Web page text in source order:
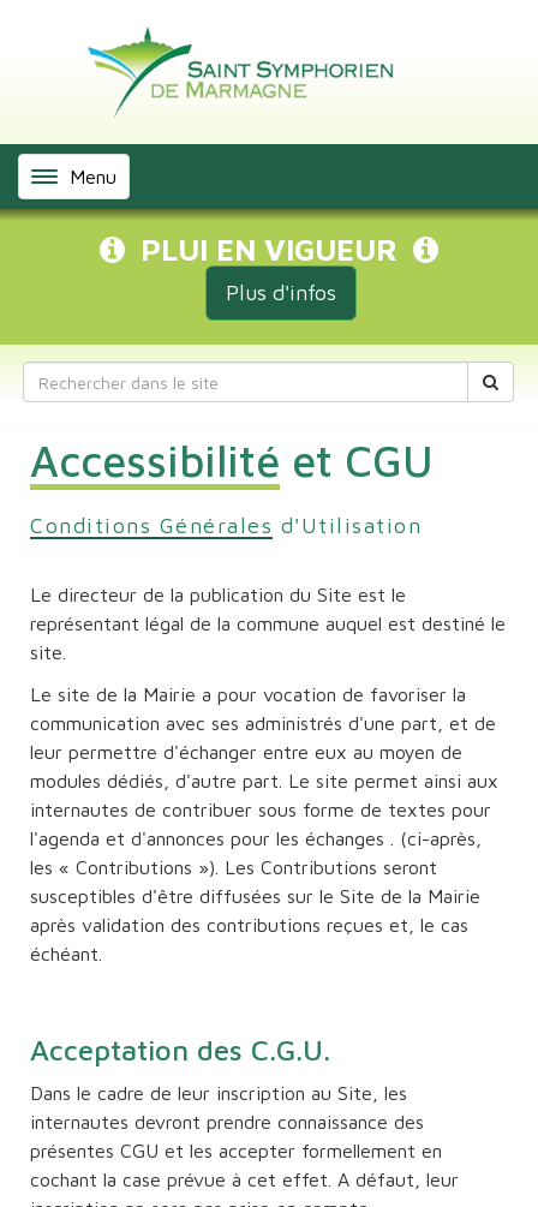
Menu
PLUI EN VIGUEUR
Plus d'infos
Accessibilité et CGU
Conditions Générales d'Utilisation
Le directeur de la publication du Site est le
représentant légal de la commune auquel est destiné le
site.
Le site de la Mairie a pour vocation de favoriser la
communication avec ses administrés d'une part, et de
leur permettre d'échanger entre eux au moyen de
modules dédiés, d'autre part. Le site permet ainsi aux
internautes de contribuer sous forme de textes pour
l'agenda et d'annonces pour les échanges . (ci-après,
les « Contributions »). Les Contributions seront
susceptibles d'être diffusées sur le Site de la Mairie
après validation des contributions reçues et, le cas
échéant.
Acceptation des C.G.U.
Dans le cadre de leur inscription au Site, les
internautes devront prendre connaissance des
présentes CGU et les accepter formellement en
cochant la case prévue à cet effet. A défaut, leur